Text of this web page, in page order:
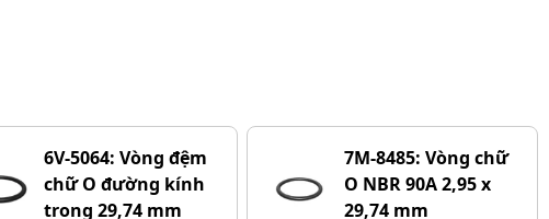
6V-5064: Vòng đệm
chữ O đường kính
trong 29,74 mm
7M-8485: Vòng chữ
O NBR 90A 2,95 x
29,74 mm